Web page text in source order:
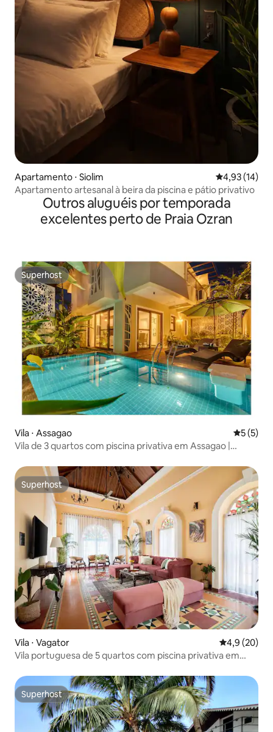
Apartamento ⋅ Siolim 4,93 de uma
4,93 (14)
Apartamento artesanal à beira da piscina e pátio privativo
Outros aluguéis por temporada
excelentes perto de Praia Ozran
Superhost
Superhost
Vila ⋅ Assagao 5 de
5 (5)
Vila de 3 quartos com piscina privativa em Assagao |
Superhost
Superhost
Vila ⋅ Vagator 4,9 de uma
4,9 (20)
Vila portuguesa de 5 quartos com piscina privativa em
Superhost
Superhost